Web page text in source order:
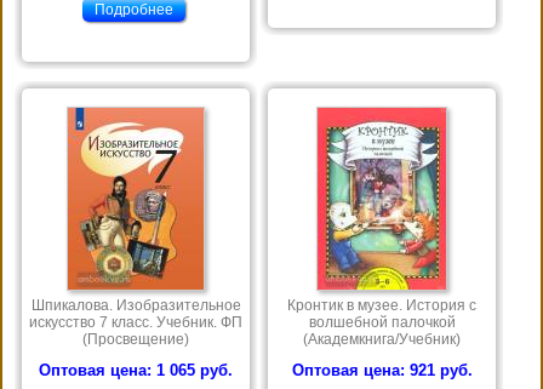
Подробнее
Шпикалова. Изобразительное
искусство 7 класс. Учебник. ФП
(Просвещение)
Оптовая цена: 1 065 руб.
Кронтик в музее. История с
волшебной палочкой
(Академкнига/Учебник)
Оптовая цена: 921 руб.